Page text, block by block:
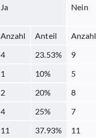
Ja Nein
Anzahl
Anteil Anzahl
4 23.53% 9
1 10% 5
2 20% 8
4 25% 7
11 37.93% 11